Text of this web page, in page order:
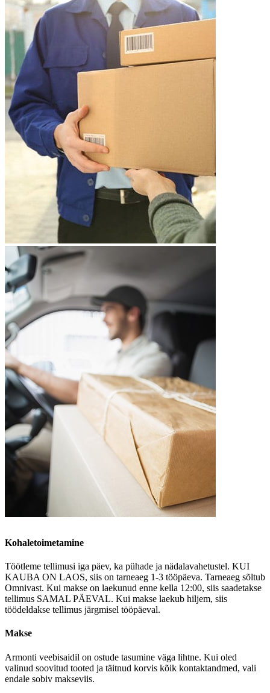
Kohaletoimetamine
Töötleme tellimusi iga päev, ka pühade ja nädalavahetustel. KUI
KAUBA ON LAOS, siis on tarneaeg 1-3 tööpäeva. Tarneaeg sõltub
Omnivast. Kui makse on laekunud enne kella 12:00, siis saadetakse
tellimus SAMAL PÄEVAL. Kui makse laekub hiljem, siis
töödeldakse tellimus järgmisel tööpäeval.
Makse
Armonti veebisaidil on ostude tasumine väga lihtne. Kui oled
valinud soovitud tooted ja täitnud korvis kõik kontaktandmed, vali
endale sobiv makseviis.